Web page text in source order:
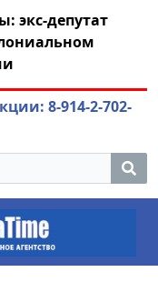
смотрины
8-914-2-702-